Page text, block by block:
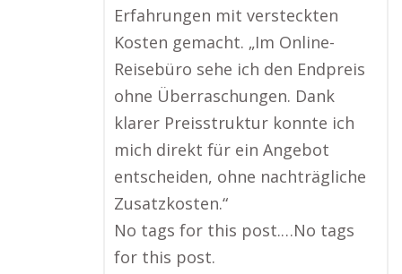
Erfahrungen mit versteckten
Kosten gemacht. „Im Online-
Reisebüro sehe ich den Endpreis
ohne Überraschungen. Dank
klarer Preisstruktur konnte ich
mich direkt für ein Angebot
entscheiden, ohne nachträgliche
Zusatzkosten.“
No tags for this post.…No tags
for this post.